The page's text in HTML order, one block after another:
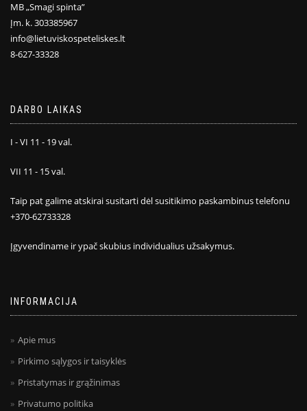
MB „Smagi spinta”
Įm. k. 303385967
info@lietuviskospeteliskes.lt
8-627-33328
DARBO LAIKAS
I - VI 11 - 19 val.
VII 11 - 15 val.
Taip pat galime atskirai susitarti dėl susitikimo paskambinus telefonu
+370-62733328
Įgyvendiname ir ypač skubius individualius užsakymus.
INFORMACIJA
Apie mus
Pirkimo sąlygos ir taisyklės
Pristatymas ir grąžinimas
Privatumo politika